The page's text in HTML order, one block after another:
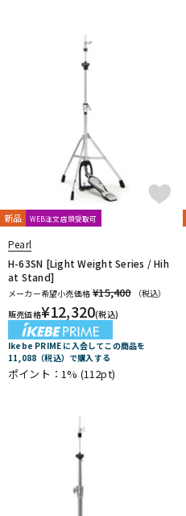
新品 WEB注文店頭受取可
Pearl
H-63SN [Light Weight Series / Hih
at Stand]
メーカー希望小売価格 ¥15,400
（税込）
販売価格¥12,320(税込)
Ikebe PRIME に入会してこの商品を
11,088（税込）で購入する
ポイント：1% (112pt)